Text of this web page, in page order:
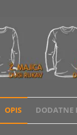
OPIS DODATNE